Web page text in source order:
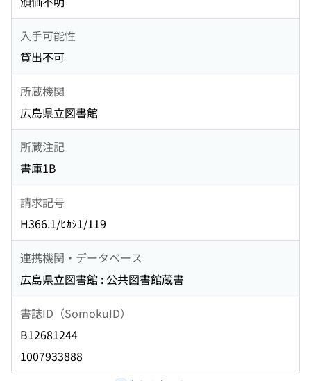
入手可能性
貸出不可
所蔵機関
広島県立図書館
所蔵注記
書庫1B
請求記号
H366.1/ﾋｶｼ1/119
連携機関・データベース
広島県立図書館 : 公共図書館蔵書
書誌ID（SomokuID）
B12681244
1007933888